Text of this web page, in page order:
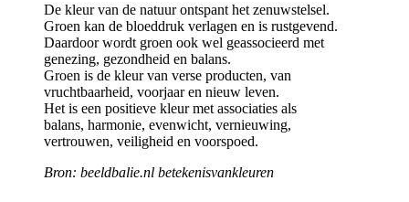
De kleur van de natuur ontspant het zenuwstelsel.
Groen kan de bloeddruk verlagen en is rustgevend.
Daardoor wordt groen ook wel geassocieerd met
genezing, gezondheid en balans.
Groen is de kleur van verse producten, van
vruchtbaarheid, voorjaar en nieuw leven.
Het is een positieve kleur met associaties als
balans, harmonie, evenwicht, vernieuwing,
vertrouwen, veiligheid en voorspoed.
Bron: beeldbalie.nl betekenisvankleuren